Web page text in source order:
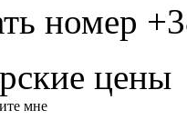
номер
цены
мне